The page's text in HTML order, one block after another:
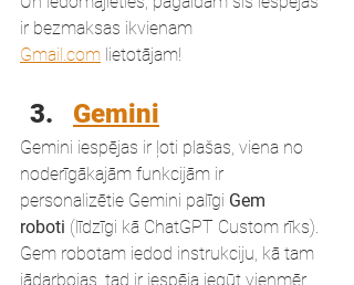
ir bezmaksas ikvienam
Gmail.com lietotājam!
Gemini
Gemini iespējas ir ļoti plašas, viena no
noderīgākajām funkcijām ir
personalizētie Gemini palīgi Gem
roboti (līdzīgi kā ChatGPT Custom rīks).
Gem robotam iedod instrukciju, kā tam
jādarbojas, tad ir iespēja iegūt vienmēr